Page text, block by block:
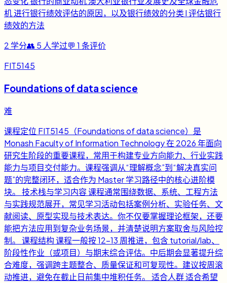
机 进行银行绩效评估的原因，以及银行绩效的分类 l 评估银行
绩效的方法
2 学分👥 5 人学过💬 1 条评价
FIT5145
Foundations of data science
难
课程定位 FIT5145（Foundations of data science）是
Monash Faculty of Information Technology 在 2026 年面向
研究生阶段的重要课程，常用于构建专业方向能力、行业实践
能力与项目交付能力。课程强调从“理解概念”到“解决真实问
题”的完整闭环，适合作为 Master 学习路径中的核心进阶模
块。 技术栈与学习内容 课程通常围绕数据、系统、工程方法
与实践规范展开，常见学习活动包括案例分析、实验任务、文
献阅读、原型实现与技术表达。你不仅要掌握理论框架，还要
能把方法应用到复杂业务场景，并清楚说明方案取舍与风险控
制。 课程结构 课程一般按 12-13 周推进，包含 tutorial/lab、
阶段性作业（或项目）与期末综合评估。中后期会显著提升综
合难度，强调跨主题整合、质量保证和可复现性。建议按周滚
动推进，避免在截止日前集中堆积任务。 适合人群 适合希望